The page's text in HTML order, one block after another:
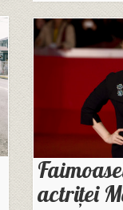
actriței